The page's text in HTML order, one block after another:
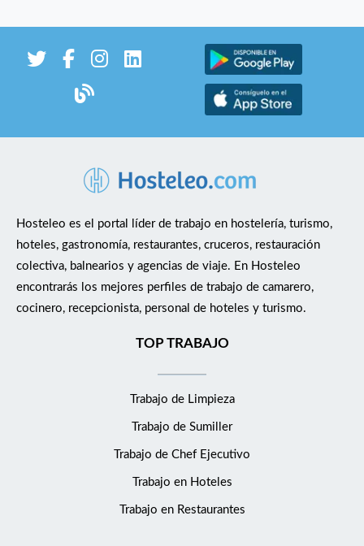
Hosteleo es el portal líder de trabajo en hostelería, turismo,
hoteles, gastronomía, restaurantes, cruceros, restauración
colectiva, balnearios y agencias de viaje. En Hosteleo
encontrarás los mejores perfiles de trabajo de camarero,
cocinero, recepcionista, personal de hoteles y turismo.
TOP TRABAJO
Trabajo de Limpieza
Trabajo de Sumiller
Trabajo de Chef Ejecutivo
Trabajo en Hoteles
Trabajo en Restaurantes